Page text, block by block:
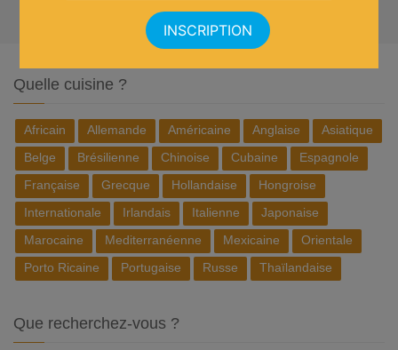
Quelle cuisine ?
Africain Allemande Américaine Anglaise
Asiatique
Belge
Brésilienne Chinoise Cubaine
Espagnole
Française
Grecque Hollandaise
Hongroise
Internationale
Irlandais Italienne
Japonaise
Marocaine
Mediterranéenne Mexicaine
Orientale
Porto Ricaine
Portugaise Russe Thaïlandaise
Que recherchez-vous ?